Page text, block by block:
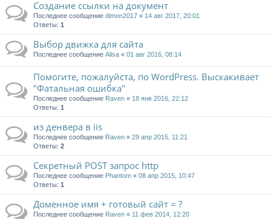
Создание ссылки на документ
Последнее сообщение dimon2017 « 14 авг 2017, 20:01
Ответы: 1
Выбор движка для сайта
Последнее сообщение Alisa « 01 авг 2016, 08:14
Помогите, пожалуйста, по WordPress. Выскакивает
"Фатальная ошибка"
Последнее сообщение Raven « 18 янв 2016, 22:12
Ответы: 1
из денвера в iis
Последнее сообщение Raven « 29 апр 2015, 11:21
Ответы: 2
Секретный POST запрос http
Последнее сообщение Phantom « 08 апр 2015, 10:47
Ответы: 1
Доменное имя + готовый сайт = ?
Последнее сообщение Raven « 11 фев 2014, 12:20